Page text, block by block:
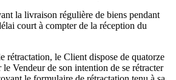
la livraison régulière de biens pendant
court à compter de la réception du
rétractation, le Client dispose de quatorze
Vendeur de son intention de se rétracter